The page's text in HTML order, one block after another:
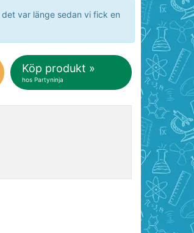
var länge sedan vi fick en
Köp produkt »
hos Partyninja